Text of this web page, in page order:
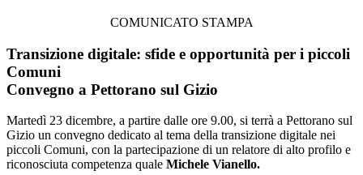
COMUNICATO STAMPA
Transizione digitale: sfide e opportunità per i piccoli
Comuni
Convegno a Pettorano sul Gizio
Martedì 23 dicembre, a partire dalle ore 9.00, si terrà a Pettorano sul
Gizio un convegno dedicato al tema della transizione digitale nei
piccoli Comuni, con la partecipazione di un relatore di alto profilo e
riconosciuta competenza quale Michele Vianello.